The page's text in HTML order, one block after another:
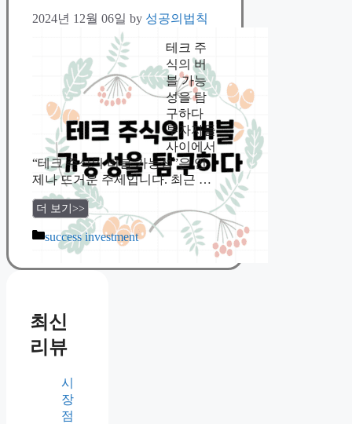
2024년 12월 06일 by 성공의법칙
테크 주
식의 버
블 가능
성을 탐
구하다
투자자들
사이에서
“테크 주식의 버블 가능성”은 언
제나 뜨거운 주제입니다. 최근 …
더 보기>>
Categories
success investment
최신
리뷰
시
장
점